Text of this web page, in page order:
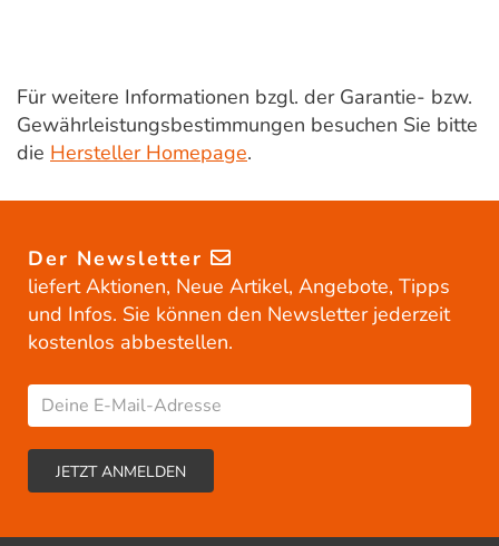
Für weitere Informationen bzgl. der Garantie- bzw.
Gewährleistungsbestimmungen besuchen Sie bitte
die Hersteller Homepage.
Der Newsletter
liefert Aktionen, Neue Artikel, Angebote, Tipps
und Infos. Sie können den Newsletter jederzeit
kostenlos abbestellen.